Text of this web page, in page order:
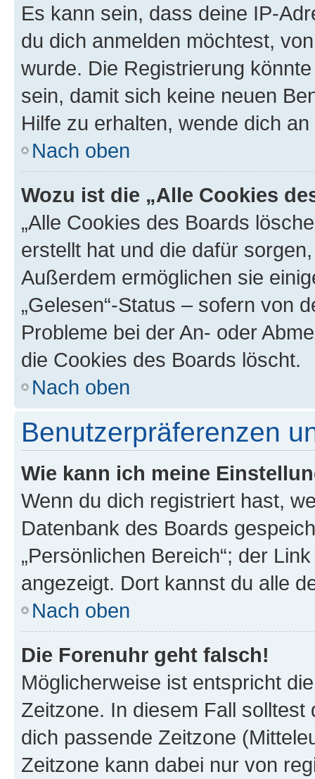
Es kann sein, dass deine IP-
du dich anmelden möchtest,
wurde. Die Registrierung
sein, damit sich keine neuen
Hilfe zu erhalten, wende dich
Nach oben
Wozu ist die „Alle Cookies
„Alle Cookies des Boards
erstellt hat und die dafür
Außerdem ermöglichen sie
„Gelesen“-Status – sofern von
Probleme bei der An- oder
die Cookies des Boards löscht.
Nach oben
Benutzerpräferenzen
Wie kann ich meine
Wenn du dich registriert hast,
Datenbank des Boards
„Persönlichen Bereich“; der
angezeigt. Dort kannst du alle
Nach oben
Die Forenuhr geht falsch!
Möglicherweise ist entspricht
Zeitzone. In diesem Fall solltest
dich passende Zeitzone
Zeitzone kann dabei nur von